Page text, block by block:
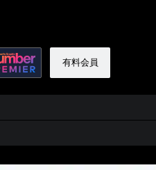
有料会員